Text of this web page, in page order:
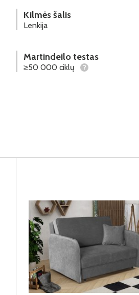
Kilmės šalis
Lenkija
Martindeilo testas
≥50 000 ciklų ?